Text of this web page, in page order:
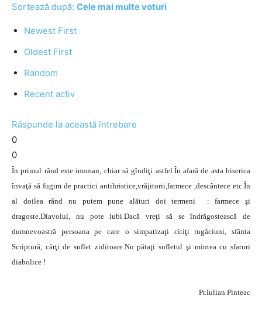
Sortează după: Cele mai multe voturi
Newest First
Oldest First
Random
Recent activ
Răspunde la această întrebare
0
0
În primul rând este inuman, chiar să gîndiţi astfel.În afară de asta biserica
învaţă să fugim de practici antihristice,vrăjitorii,farmece ,descântece etc.În
al doilea rând nu putem pune alături doi termeni : farmece şi
dragoste.Diavolul, nu pote iubi.Dacă vreţi să se îndrăgostească de
dumnevoastră persoana pe care o simpatizaţi citiţi rugăciuni, sfânta
Scriptură, cărţi de suflet ziditoare.Nu pătaţi sufletul şi mintea cu sfaturi
diabolice !
Pr.Iulian Pinteac